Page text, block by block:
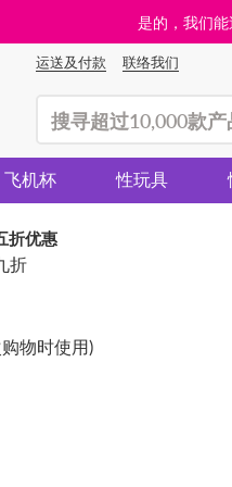
是的，我们
运送及付款 联络我们
飞机杯 性玩具
折优惠
折
物时使用)